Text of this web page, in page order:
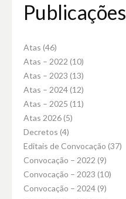
Publicações
Atas (46)
Atas – 2022 (10)
Atas – 2023 (13)
Atas – 2024(12)
Atas – 2025 (11)
Atas 2026(5)
Decretos (4)
Editais de Convocação (37)
Convocação – 2022 (9)
Convocação – 2023 (10)
Convocação – 2024(9)